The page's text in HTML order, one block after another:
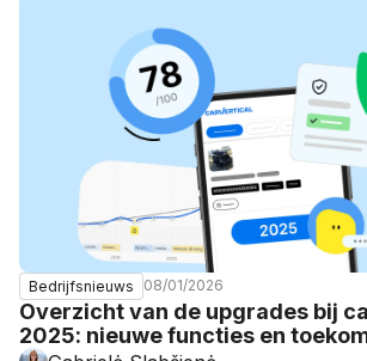
Bedrijfsnieuws 08/01/2026
Overzicht van de upgrades bij
2025: nieuwe functies en